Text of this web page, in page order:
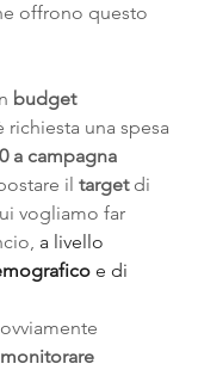
offrono questo
budget
richiesta una spesa
a campagna
il target di
vogliamo far
a livello
e di
monitorare